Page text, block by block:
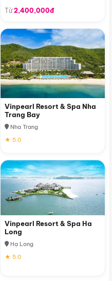
Từ2,400,000đ
Vinpearl Resort & Spa Nha
Trang Bay
Nha Trang
★ 5.0
Vinpearl Resort & Spa Ha
Long
Hạ Long
★ 5.0